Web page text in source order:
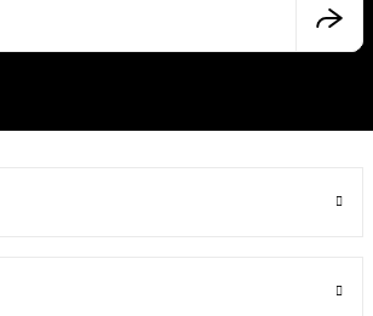
alternatifler olmalı.